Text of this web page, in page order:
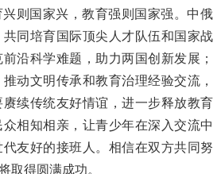
则国家兴，教育强则国家强。中俄
同培育国际顶尖人才队伍和国家战
沿科学难题，助力两国创新发展；
动文明传承和教育治理经验交流，
续传统友好情谊，进一步释放教育
相知相亲，让青少年在深入交流中
友好的接班人。相信在双方共同努
取得圆满成功。